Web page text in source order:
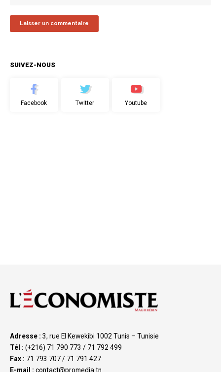
SUIVEZ-NOUS
Facebook Twitter Youtube
Adresse : 3, rue El Kewekibi 1002 Tunis – Tunisie
Tél : (+216) 71 790 773 / 71 792 499
Fax : 71 793 707 / 71 791 427
E-mail : contact@promedia.tn